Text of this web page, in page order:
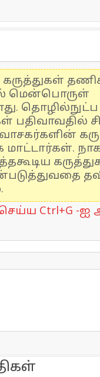
கருத்துகள்
மென்பொருள்
பதிவாவதில்
மாட்டார்கள்.
Ctrl+G -ஐ